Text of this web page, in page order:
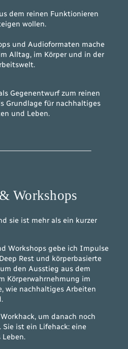
dem reinen Funktionieren
wollen.
und Audioformaten mache
Alltag, im Körper und in der
Gegenentwurf zum reinen
Grundlage für nachhaltiges
und Leben.
Workshops
sie ist mehr als ein kurzer
Workshops gebe ich Impulse
Rest und körperbasierte
den Ausstieg aus dem
Körperwahrnehmung im
wie nachhaltiges Arbeiten
um danach noch
ist ein Lifehack: eine